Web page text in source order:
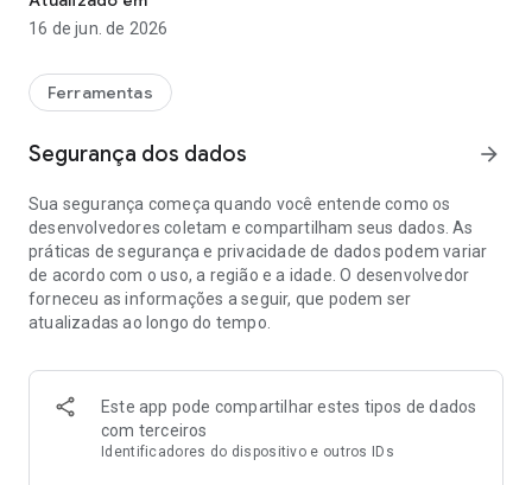
TikTok ou uma imagem de um aplicativo de namoro e, em
segundos, você encontrará os perfis.
O aplicativo fornece resultados mais precisos do que as
ferramentas tradicionais de
pode aparecer online.
Essa abordagem guiada funciona como umabusca reversa
de imagensdirecionada especificamente para rostos.
RECURSOS
Reconhecimento facial e busca visual
Use o reconhecimento facial para explorar onde um rosto
aparece na web pública.
Execute uma busca visual direcionada para encontrar
Funciona até mesmo com fotos antigas, anguladas ou de
baixa qualidade de pessoas.
Verificação de perfis de namoro
Verifique capturas de tela de aplicativos de namoro e
compare-as com resultados públicos.
16 de jun. de 2026
Ferramentas
Segurança dos dados arrow_forward
Sua segurança começa quando você entende como os
desenvolvedores coletam e compartilham seus dados. As
práticas de segurança e privacidade de dados podem variar
de acordo com o uso, a região e a idade. O desenvolvedor
forneceu as informações a seguir, que podem ser
atualizadas ao longo do tempo.
Este app pode compartilhar estes tipos de dados
com terceiros
Identificadores do dispositivo e outros IDs